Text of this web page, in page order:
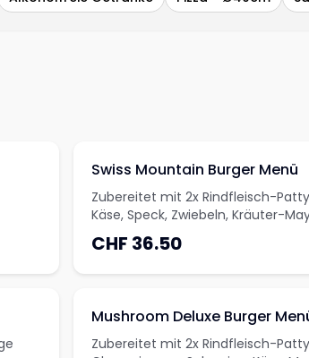
Swiss Mountain Burger Menü
Zubereitet mit 2x Rindfleisch-
Käse, Speck, Zwiebeln, Kräuter-
CHF 36.50
Mushroom Deluxe Burger
Zubereitet mit 2x Rindfleisch-